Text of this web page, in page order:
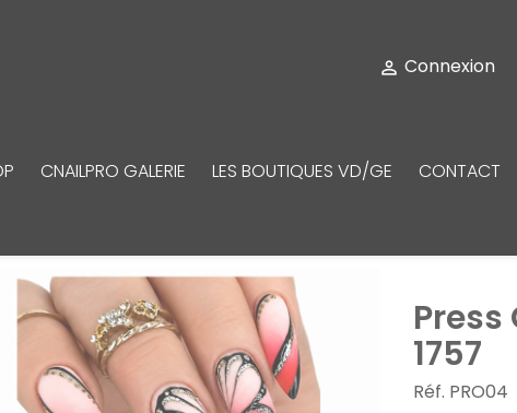
 Connexion
CNAILPRO GALERIE LES BOUTIQUES VD/GE CONTACT
1757
Réf. PRO04